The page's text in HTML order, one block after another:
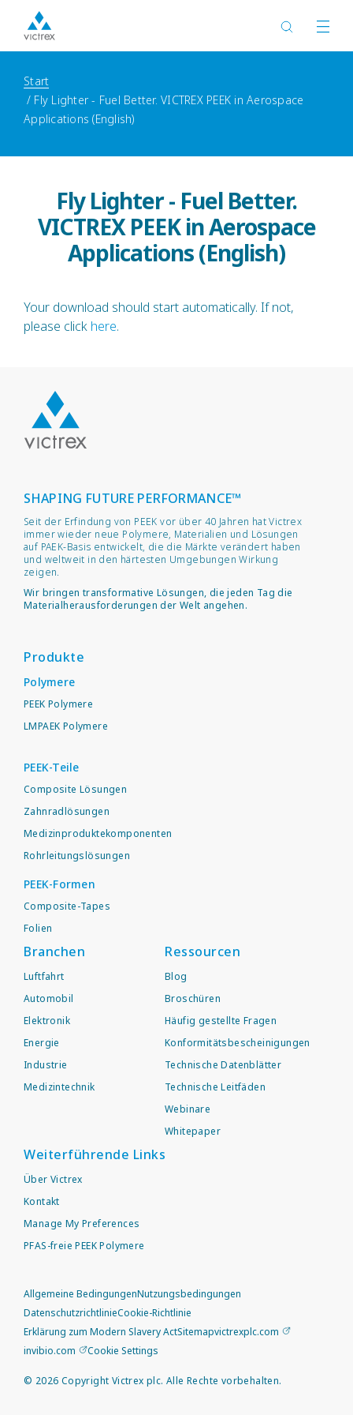
Start
Fly Lighter - Fuel Better. VICTREX PEEK in Aerospace
Applications (English)
Fly Lighter - Fuel Better.
VICTREX PEEK in Aerospace
Applications (English)
Your download should start automatically. If not,
please click here.
SHAPING FUTURE PERFORMANCE™
Seit der Erfindung von PEEK vor über 40 Jahren hat Victrex
immer wieder neue Polymere, Materialien und Lösungen
auf PAEK-Basis entwickelt, die die Märkte verändert haben
und weltweit in den härtesten Umgebungen Wirkung
zeigen.
Wir bringen transformative Lösungen, die jeden Tag die
Materialherausforderungen der Welt angehen.
Produkte
Polymere
PEEK Polymere
LMPAEK Polymere
PEEK-Teile
Composite Lösungen
Zahnradlösungen
Medizinproduktekomponenten
Rohrleitungslösungen
PEEK-Formen
Composite-Tapes
Folien
Branchen
Luftfahrt
Automobil
Elektronik
Energie
Industrie
Medizintechnik
Ressourcen
Blog
Broschüren
Häufig gestellte Fragen
Konformitätsbescheinigungen
Technische Datenblätter
Technische Leitfäden
Webinare
Whitepaper
Weiterführende Links
Über Victrex
Kontakt
Manage My Preferences
PFAS-freie PEEK Polymere
Allgemeine BedingungenNutzungsbedingungen
DatenschutzrichtlinieCookie-Richtlinie
Erklärung zum Modern Slavery ActSitemapvictrexplc.com
invibio.com
Cookie Settings
© 2026 Copyright Victrex plc. Alle Rechte vorbehalten.